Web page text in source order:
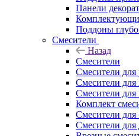
Панели
Поддоны
Смесители
Назад
Смесители
Смесители
Смесители
Смесители для
Комплект
Смесители для
Смесители для